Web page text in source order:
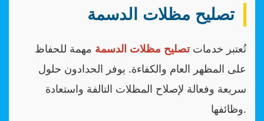
تصليح مظلات الدسمة
تُعتبر خدماتتصليح مظلات الدسمة مهمة للحفاظ
على المظهر العام والكفاءة. يوفر الحدادون حلول
سريعة وفعالة لإصلاح المظلات التالفة واستعادة
وظائفها.